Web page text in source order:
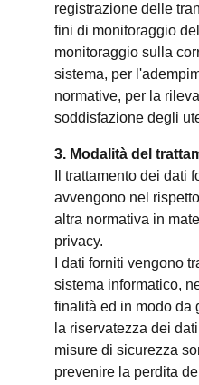
registrazione delle
fini di monitoraggio
monitoraggio sulla
sistema, per
normative, per la
soddisfazione degli
3. Modalità del
Il trattamento dei dati
avvengono nel
altra normativa in
privacy.
I dati forniti vengono
sistema informatico,
finalità ed in modo da
la riservatezza dei
misure di sicurezza
prevenire la perdita